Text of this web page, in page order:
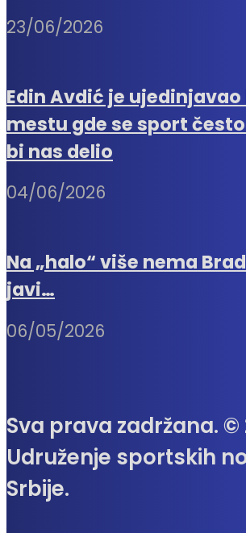
23/06/2026
Edin Avdić je ujedinjavao
mestu gde se sport
bi nas delio
04/06/2026
Na „halo“ više nema
javi…
06/05/2026
Sva prava zadržana. ©
Udruženje sportskih
Srbije.